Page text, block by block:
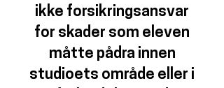
ikke forsikringsansvar
for skader som eleven
måtte pådra innen
studioets område eller i